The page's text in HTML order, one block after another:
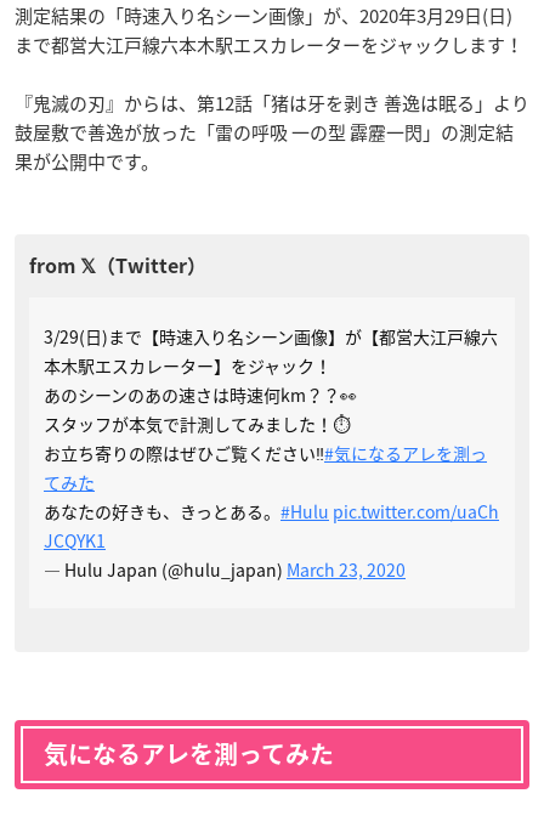
測定結果の「時速入り名シーン画像」が、2020年3月29日(日)
まで都営大江戸線六本木駅エスカレーターをジャックします！
『鬼滅の刃』からは、第12話「猪は牙を剥き 善逸は眠る」より
鼓屋敷で善逸が放った「雷の呼吸 一の型 霹靂一閃」の測定結
果が公開中です。
3/29(日)まで【時速入り名シーン画像】が【都営大江戸線六
本木駅エスカレーター】をジャック！
あのシーンのあの速さは時速何km？？👀
スタッフが本気で計測してみました！⏱
お立ち寄りの際はぜひご覧ください‼️#気になるアレを測っ
てみた
あなたの好きも、きっとある。 #Hulu pic.twitter.com/uaCh
JCQYK1
— Hulu Japan (@hulu_japan) March 23, 2020
気になるアレを測ってみた